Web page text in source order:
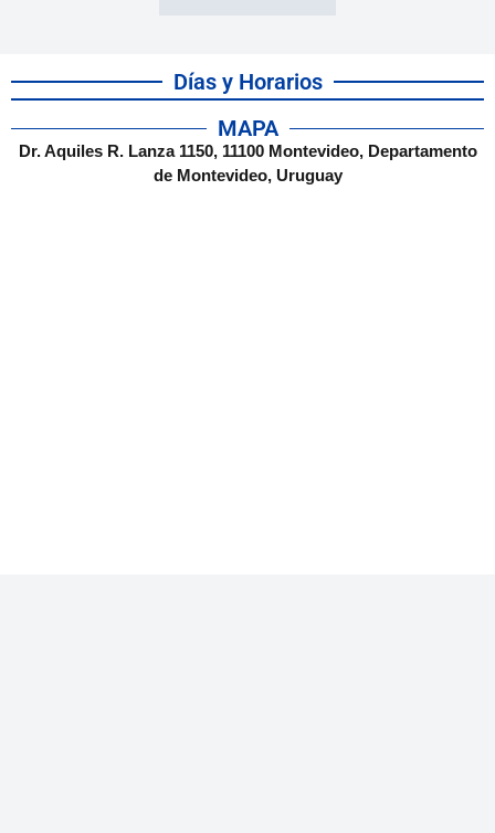
Días y Horarios
MAPA
Dr. Aquiles R. Lanza 1150, 11100 Montevideo, Departamento
de Montevideo, Uruguay